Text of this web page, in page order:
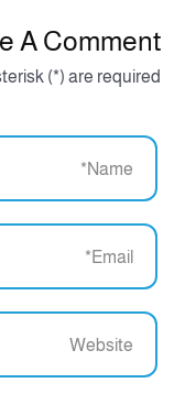
A Comment
(*) are required